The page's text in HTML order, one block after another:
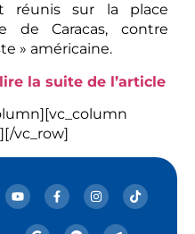
réunis sur la place
de Caracas, contre
» américaine.
la suite de l’article
vc_row]